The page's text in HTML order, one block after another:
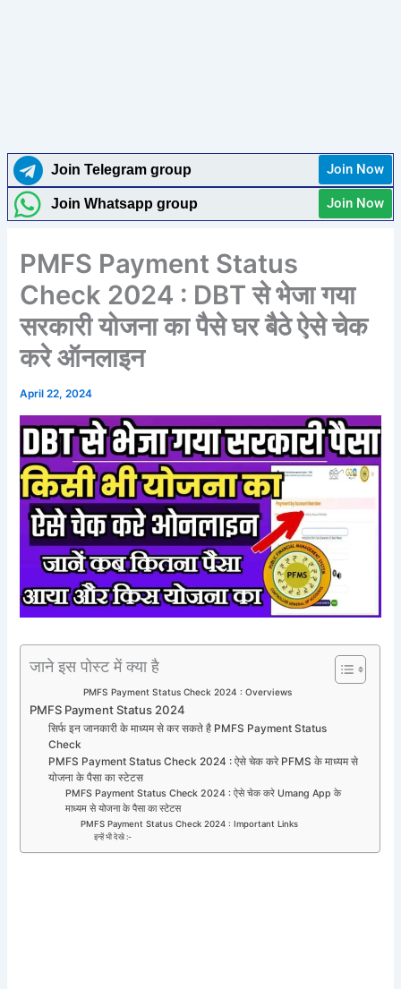
Join Telegram group Join Now
Join Whatsapp group Join Now
PMFS Payment Status
Check 2024 : DBT से भेजा गया
सरकारी योजना का पैसे घर बैठे ऐसे चेक
करे ऑनलाइन
April 22, 2024
जाने इस पोस्ट में क्या है
PMFS Payment Status Check 2024 : Overviews
PMFS Payment Status 2024
सिर्फ इन जानकारी के माध्यम से कर सकते है PMFS Payment Status
Check
PMFS Payment Status Check 2024 : ऐसे चेक करे PFMS के माध्यम से
योजना के पैसा का स्टेटस
PMFS Payment Status Check 2024 : ऐसे चेक करे Umang App के
माध्यम से योजना के पैसा का स्टेटस
PMFS Payment Status Check 2024 : Important Links
इन्हें भी देखे :-